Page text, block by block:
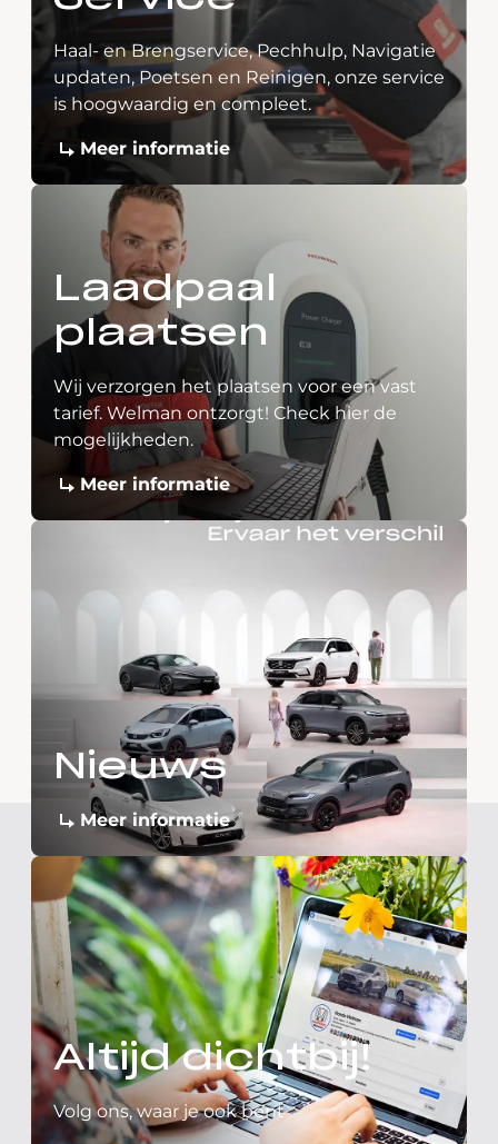
Haal- en Brengservice, Pechhulp, Navigatie
updaten, Poetsen en Reinigen, onze service
is hoogwaardig en compleet.
Meer informatie
Laadpaal
plaatsen
Wij verzorgen het plaatsen voor een vast
tarief. Welman ontzorgt! Check hier de
mogelijkheden.
Meer informatie
Nieuws
Meer informatie
Altijd dichtbij!
Volg ons, waar je ook bent